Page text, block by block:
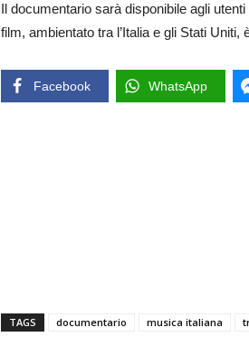
Il documentario sarà disponibile agli
film, ambientato tra l’Italia e gli Stati
Facebook WhatsApp
TAGS documentario musica italiana